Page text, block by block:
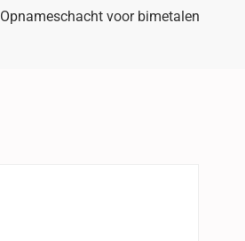
voor bimetalen